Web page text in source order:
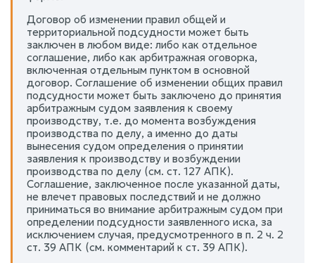
Договор об изменении правил общей и
территориальной подсудности может быть
заключен в любом виде: либо как отдельное
соглашение, либо как арбитражная оговорка,
включенная отдельным пунктом в основной
договор. Соглашение об изменении общих правил
подсудности может быть заключено до принятия
арбитражным судом заявления к своему
производству, т.е. до момента возбуждения
производства по делу, а именно до даты
вынесения судом определения о принятии
заявления к производству и возбуждении
производства по делу (см. ст. 127 АПК).
Соглашение, заключенное после указанной даты,
не влечет правовых последствий и не должно
приниматься во внимание арбитражным судом при
определении подсудности заявленного иска, за
исключением случая, предусмотренного в п. 2 ч. 2
ст. 39 АПК (см. комментарий к ст. 39 АПК).